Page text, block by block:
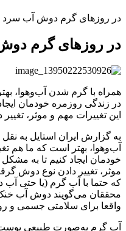
در روزهای گرم دوش آب سرد
در روزهای گرم
همراه با گرم شدن آب‌وهوا،
در زندگی روزمره خودمان
این تغییرات مهم و موثر،
به گزارش ایران استایل به
آب‌وهوا، بهتر است که ما هم
خودمان ایجاد کنیم تا به
موثر، تغییر دادن نوع دوش
که حتما با آب گرم (یا حتی
محققان می‌گویند دوش آب
واقعا برای سلامتی جسمی و
آب گرم به‌صورت طبیعی